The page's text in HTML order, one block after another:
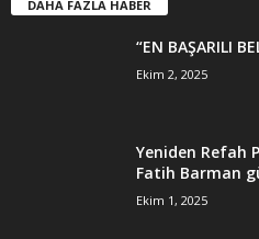
DAHA FAZLA HABER
“EN BAŞARILI
Ekim 2, 2025
Yeniden Refah
Fatih Barman
Ekim 1, 2025